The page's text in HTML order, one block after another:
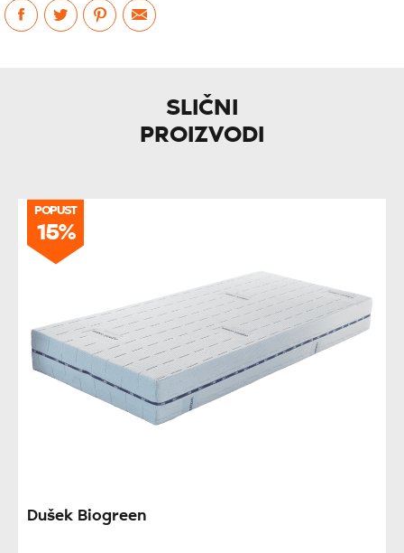
SLIČNI
PROIZVODI
POPUST
15%
Dušek Biogreen